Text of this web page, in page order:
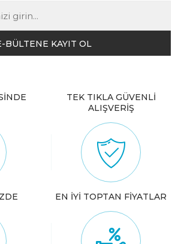
BÜLTENE KAYIT OL
TEK TIKLA GÜVENLİ
ALIŞVERİŞ
EN İYİ TOPTAN FİYATLAR